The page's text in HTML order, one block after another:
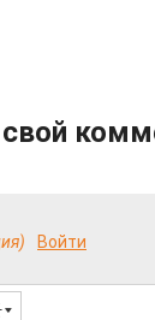
Войти